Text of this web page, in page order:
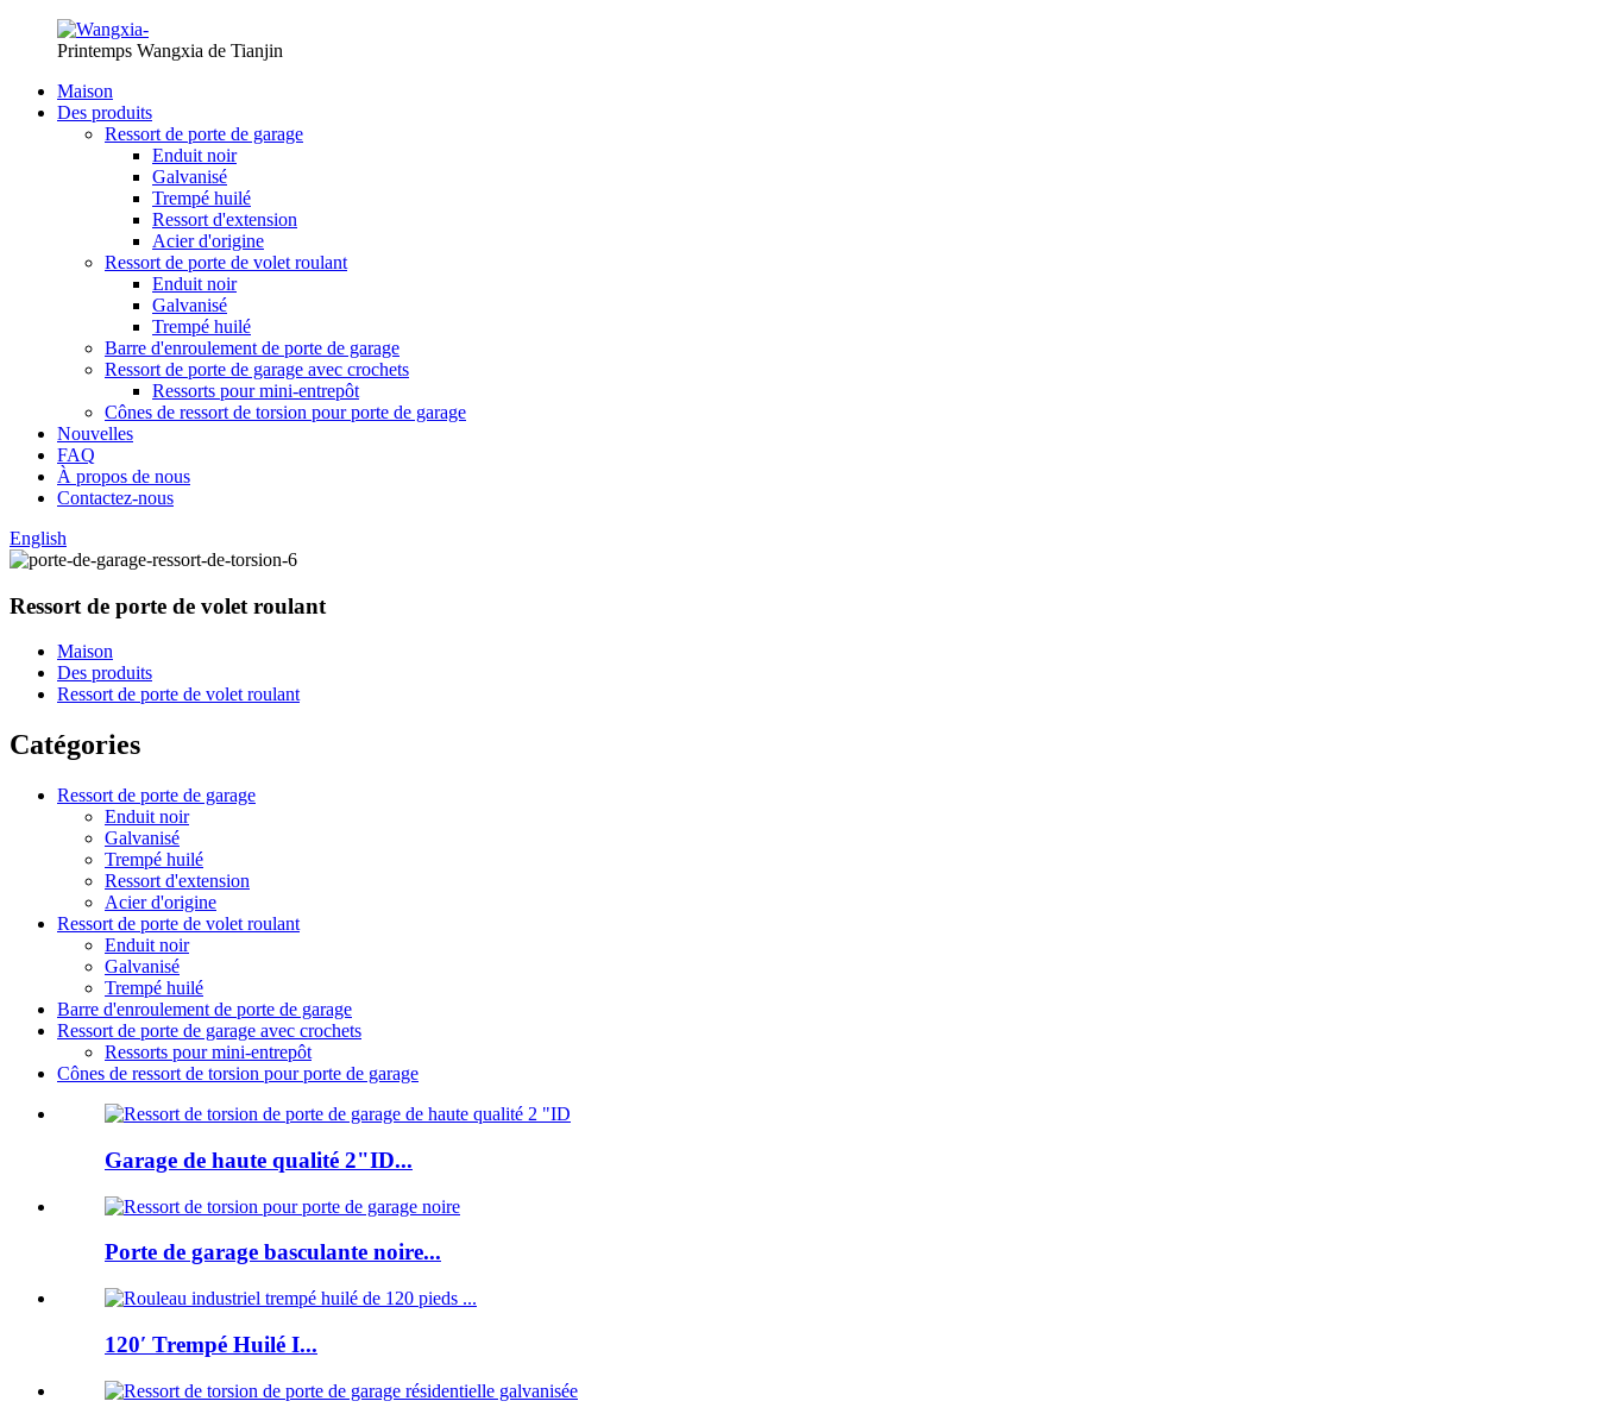
Printemps Wangxia de Tianjin
Maison
Des produits
Ressort de porte de garage
Enduit noir
Galvanisé
Trempé huilé
Ressort d'extension
Acier d'origine
Ressort de porte de volet roulant
Enduit noir
Galvanisé
Trempé huilé
Barre d'enroulement de porte de garage
Ressort de porte de garage avec crochets
Ressorts pour mini-entrepôt
Cônes de ressort de torsion pour porte de garage
Nouvelles
FAQ
À propos de nous
Contactez-nous
English
Ressort de porte de volet roulant
Maison
Des produits
Ressort de porte de volet roulant
Catégories
Ressort de porte de garage
Enduit noir
Galvanisé
Trempé huilé
Ressort d'extension
Acier d'origine
Ressort de porte de volet roulant
Enduit noir
Galvanisé
Trempé huilé
Barre d'enroulement de porte de garage
Ressort de porte de garage avec crochets
Ressorts pour mini-entrepôt
Cônes de ressort de torsion pour porte de garage
Garage de haute qualité 2"ID...
Porte de garage basculante noire...
120′ Trempé Huilé I...